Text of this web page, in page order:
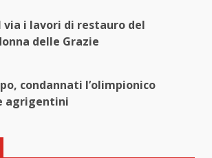
via i lavori di restauro del
delle Grazie
condannati l’olimpionico
agrigentini